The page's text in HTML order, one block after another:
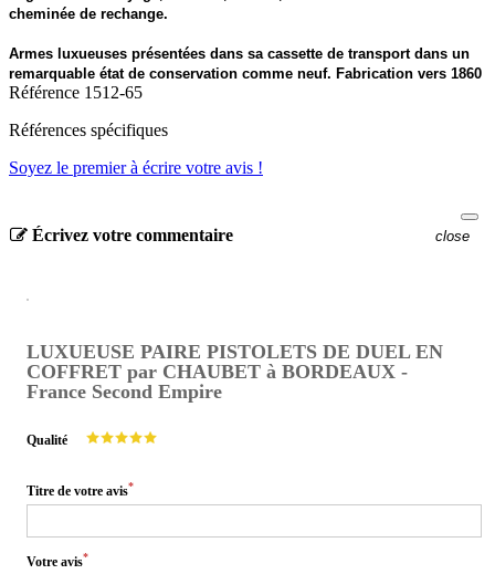
cheminée de rechange.
Armes luxueuses présentées dans sa cassette de transport dans un
remarquable état de conservation comme neuf. Fabrication vers 1860
Référence 1512-65
Références spécifiques
Soyez le premier à écrire votre avis !
Écrivez votre commentaire close
LUXUEUSE PAIRE PISTOLETS DE DUEL EN
COFFRET par CHAUBET à BORDEAUX -
France Second Empire
Qualité
Titre de votre avis*
Votre avis*